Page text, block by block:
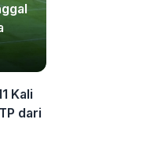
Kali
dari